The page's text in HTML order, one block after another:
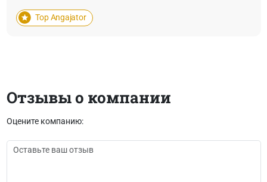
Top Angajator
Отзывы о компании
Оцените компанию: